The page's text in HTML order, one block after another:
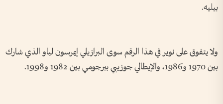
بيليه.
ولا يتفوق على نوير في هذا الرقم سوى البرازيلي إيمرسون لياو الذي شارك
بين 1970 و1986، والإيطالي جوزيبي بيرجومي بين 1982 و1998.